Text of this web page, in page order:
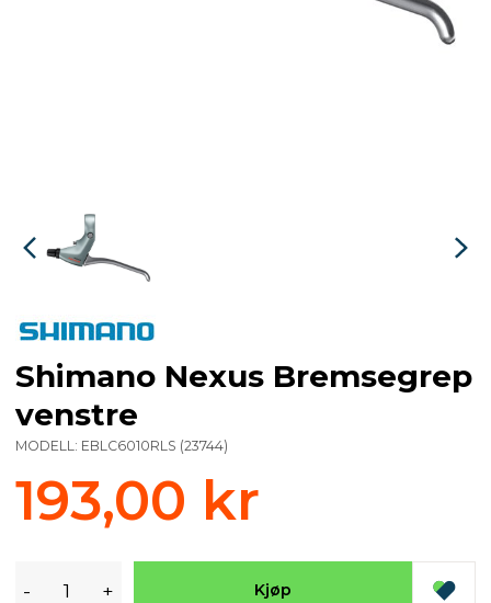
Shimano Nexus Bremsegrep
venstre
MODELL: EBLC6010RLS (23744)
193,00 kr
- + Kjøp